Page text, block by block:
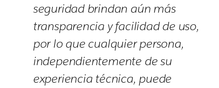
seguridad brindan aún más
transparencia y facilidad de uso,
por lo que cualquier persona,
independientemente de su
experiencia técnica, puede